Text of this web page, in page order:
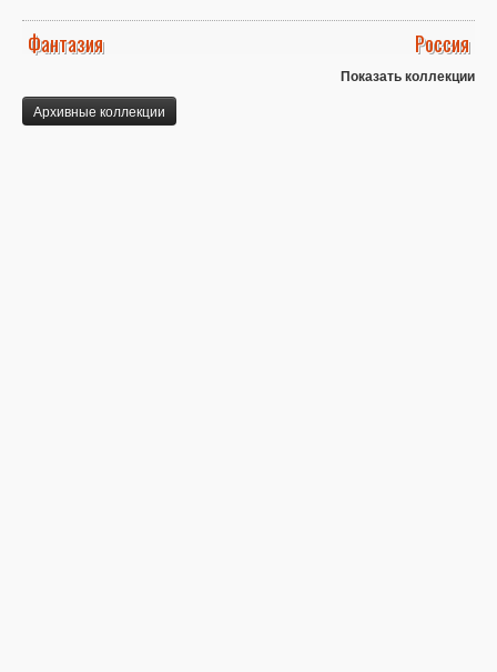
Фантазия Россия
Показать коллекции
Архивные коллекции